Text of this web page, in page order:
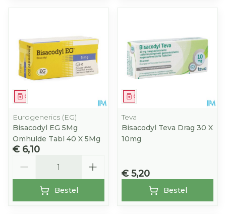
Geneesmiddel
Eurogenerics (EG)
Bisacodyl EG 5Mg
Omhulde Tabl 40 X 5Mg
€ 6,10
Bestel
Geneesmiddel
Teva
Bisacodyl Teva Drag 30 X
10mg
€ 5,20
Bestel